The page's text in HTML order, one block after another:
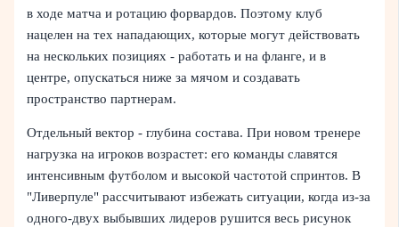
в ходе матча и ротацию форвардов. Поэтому клуб
нацелен на тех нападающих, которые могут действовать
на нескольких позициях - работать и на фланге, и в
центре, опускаться ниже за мячом и создавать
пространство партнерам.
Отдельный вектор - глубина состава. При новом тренере
нагрузка на игроков возрастет: его команды славятся
интенсивным футболом и высокой частотой спринтов. В
"Ливерпуле" рассчитывают избежать ситуации, когда из-за
одного-двух выбывших лидеров рушится весь рисунок